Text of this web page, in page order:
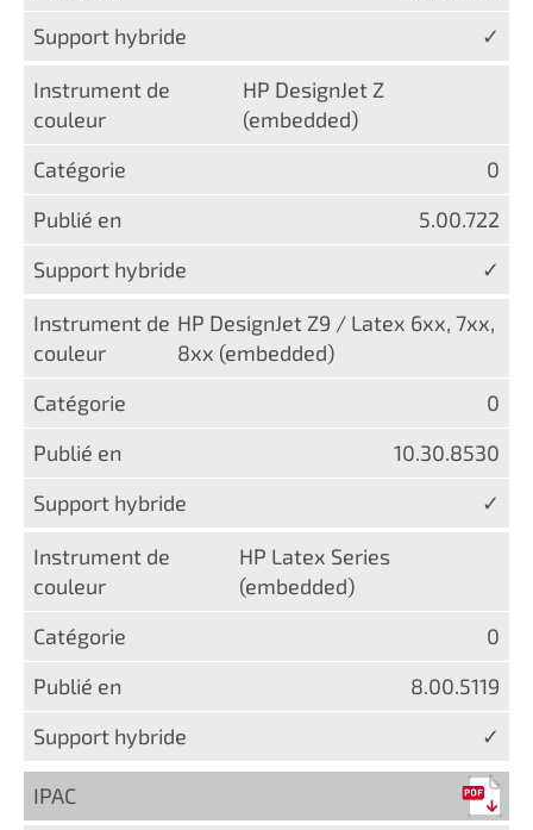
✓
HP DesignJet Z
(embedded)
0
5.00.722
✓
HP DesignJet Z9 / Latex 6xx, 7xx,
8xx (embedded)
0
10.30.8530
✓
HP Latex Series
(embedded)
0
8.00.5119
✓
IPAC